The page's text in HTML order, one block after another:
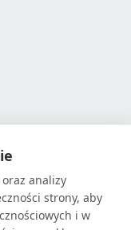
analizy
strony, aby
i w